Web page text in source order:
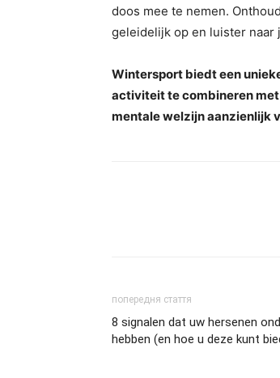
doos mee te nemen.
geleidelijk op en luister naar
Wintersport biedt een
activiteit te combineren
mentale welzijn aanzienlijk
попередня стаття
8 signalen dat uw hersenen
hebben (en hoe u deze kunt